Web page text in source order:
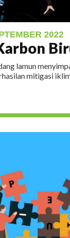
2022
lamun
mitigasi